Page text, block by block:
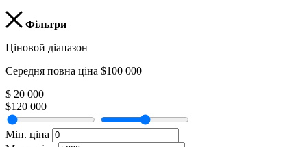
Фільтри
Ціновой діапазон
Середня повна ціна $100 000
$ 20 000
$120 000
Мін. ціна